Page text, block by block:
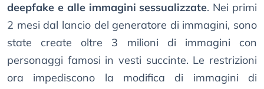
deepfake e alle immagini sessualizzate. Nei primi
2 mesi dal lancio del generatore di immagini, sono
state create oltre 3 milioni di immagini con
personaggi famosi in vesti succinte. Le restrizioni
ora impediscono la modifica di immagini di